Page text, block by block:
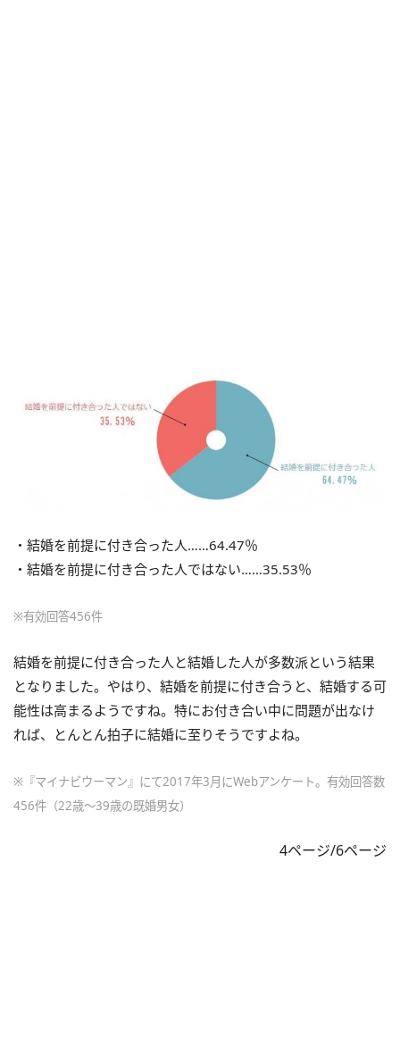
・結婚を前提に付き合った人……64.47％
・結婚を前提に付き合った人ではない……35.53％
※有効回答456件
結婚を前提に付き合った人と結婚した人が多数派という結果
となりました。やはり、結婚を前提に付き合うと、結婚する可
能性は高まるようですね。特にお付き合い中に問題が出なけ
れば、とんとん拍子に結婚に至りそうですよね。
※『マイナビウーマン』にて2017年3月にWebアンケート。有効回答数
456件（22歳～39歳の既婚男女）
4ページ/6ページ